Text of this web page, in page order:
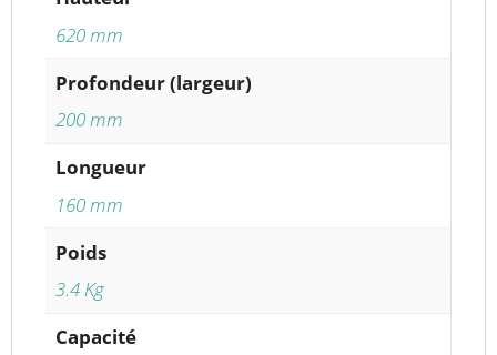
620 mm
Profondeur (largeur)
200 mm
Longueur
160 mm
Poids
3.4 Kg
Capacité